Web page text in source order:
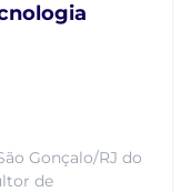
Gonçalo/RJ do
de